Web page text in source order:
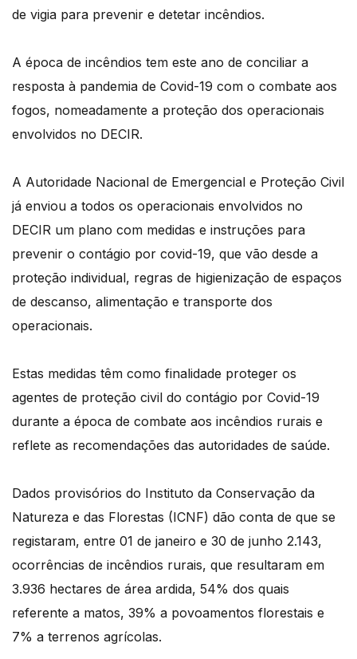
de vigia para prevenir e detetar incêndios.
A época de incêndios tem este ano de conciliar a
resposta à pandemia de Covid-19 com o combate aos
fogos, nomeadamente a proteção dos operacionais
envolvidos no DECIR.
A Autoridade Nacional de Emergencial e Proteção Civil
já enviou a todos os operacionais envolvidos no
DECIR um plano com medidas e instruções para
prevenir o contágio por covid-19, que vão desde a
proteção individual, regras de higienização de espaços
de descanso, alimentação e transporte dos
operacionais.
Estas medidas têm como finalidade proteger os
agentes de proteção civil do contágio por Covid-19
durante a época de combate aos incêndios rurais e
reflete as recomendações das autoridades de saúde.
Dados provisórios do Instituto da Conservação da
Natureza e das Florestas (ICNF) dão conta de que se
registaram, entre 01 de janeiro e 30 de junho 2.143,
ocorrências de incêndios rurais, que resultaram em
3.936 hectares de área ardida, 54% dos quais
referente a matos, 39% a povoamentos florestais e
7% a terrenos agrícolas.